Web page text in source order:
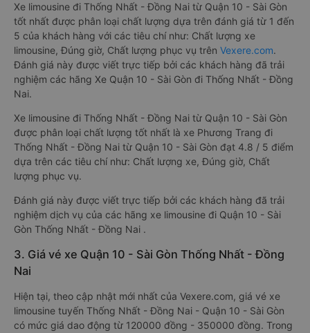
Xe limousine đi Thống Nhất - Đồng Nai từ Quận 10 - Sài Gòn
tốt nhất được phân loại chất lượng dựa trên đánh giá từ 1 đến
5 của khách hàng với các tiêu chí như: Chất lượng xe
limousine, Đúng giờ, Chất lượng phục vụ trên Vexere.com.
Đánh giá này được viết trực tiếp bởi các khách hàng đã trải
nghiệm các hãng Xe Quận 10 - Sài Gòn đi Thống Nhất - Đồng
Nai.
Xe limousine đi Thống Nhất - Đồng Nai từ Quận 10 - Sài Gòn
được phân loại chất lượng tốt nhất là xe Phương Trang đi
Thống Nhất - Đồng Nai từ Quận 10 - Sài Gòn đạt 4.8 / 5 điểm
dựa trên các tiêu chí như: Chất lượng xe, Đúng giờ, Chất
lượng phục vụ.
Đánh giá này được viết trực tiếp bởi các khách hàng đã trải
nghiệm dịch vụ của các hãng xe limousine đi Quận 10 - Sài
Gòn Thống Nhất - Đồng Nai .
3. Giá vé xe Quận 10 - Sài Gòn Thống Nhất - Đồng
Nai
Hiện tại, theo cập nhật mới nhất của Vexere.com, giá vé xe
limousine tuyến Thống Nhất - Đồng Nai - Quận 10 - Sài Gòn
có mức giá dao động từ 120000 đồng - 350000 đồng. Trong